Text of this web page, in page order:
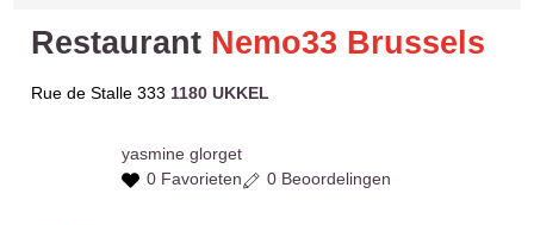
Restaurant Nemo33 Brussels
Rue de Stalle 3331180 UKKEL
yasmine glorget
0 Favorieten
0 Beoordelingen